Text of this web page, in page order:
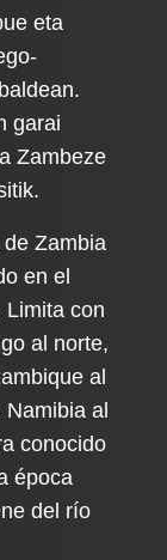
eta
garai
Zambeze
Zambia
en el
Limita con
al norte,
al
al
conocido
época
del río